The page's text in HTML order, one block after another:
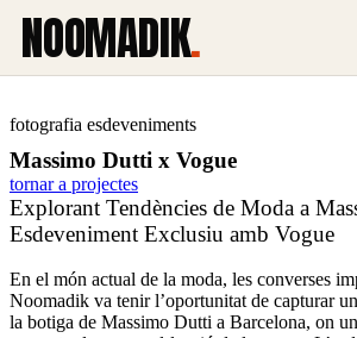
NOOMADIK.
fotografia esdeveniments
Massimo Dutti x Vogue
tornar a projectes
Explorant Tendències de Moda a
Esdeveniment Exclusiu amb Vogue
En el món actual de la moda, les converses
Noomadik va tenir l’oportunitat de capturar
la botiga de Massimo Dutti a Barcelona, on